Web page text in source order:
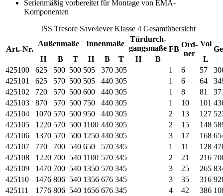
Serienmäßig vorbereitet für Montage von EMA-
Komponenten
ISS Tresore Save4ever Klasse 4 Gesamtübersicht
Art.-Nr.
Außenmaße Innenmaße
Türdurch-
gangsmaße FB
Ord-
ner
Vol
H
B T H B T H B
L
425100
625 500 500 505 370 305 1 6 57
425101
625 570 500 505 440 305 1 6 64
425102
720 570 500 600 440 305 1 8 81
425103
870 570 500 750 440 305 1 10 101
425104
1070 570 500 950 440 305 2 13 127
425105
1220 570 500 1100 440 305 2 15 148
425106
1370 570 500 1250 440 305 3 17 168
425107
770 700 540 650 570 345 1 11 128
425108
1220 700 540 1100 570 345 2 21 216
425109
1470 700 540 1350 570 345 3 25 265
425110
1476 806 540 1356 676 345 3 35 316
425111
1776 806 540 1656 676 345 4 42 386